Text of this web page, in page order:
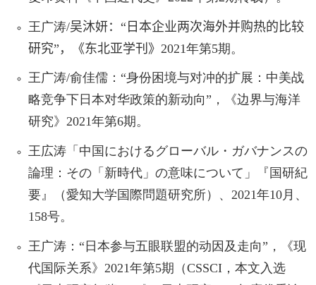
王广涛/吴沐妍： “日本企业两次海外并购热的比较
研究”，《东北亚学刊》 2021年第5期。
王广涛/俞佳儒：“身份困境与对冲的扩展：中美战
略竞争下日本对华政策的新动向”，《边界与海洋
研究》 2021年第6期。
王広涛「中国におけるグローバル・ガバナンスの
論理：その「新時代」の意味について」『国研紀
要』（愛知大学国際問題研究所）、 2021年10月、
158号。
王广涛：“日本参与五眼联盟的动因及走向”，《现
代国际关系》 2021年第5期（CSSCI ，本文入选